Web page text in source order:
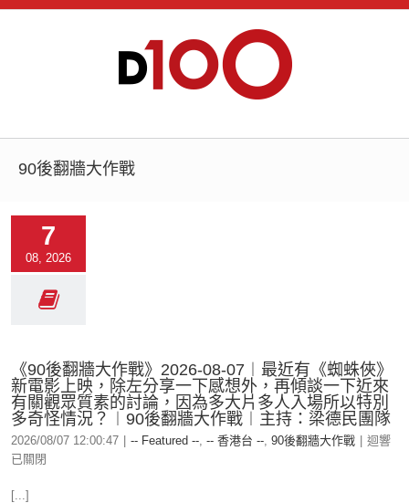
90後翻牆大作戰
7
08, 2026
《90後翻牆大作戰》2026-08-07︱最近有《蜘蛛俠》
新電影上映，除左分享一下感想外，再傾談一下近來
有關觀眾質素的討論，因為多大片多人入場所以特別
多奇怪情況？︱90後翻牆大作戰︱主持：梁德民團隊
2026/08/07 12:00:47 -- Featured --, -- 香港台 --, 90後翻牆大作戰
迴響
已關閉
[...]